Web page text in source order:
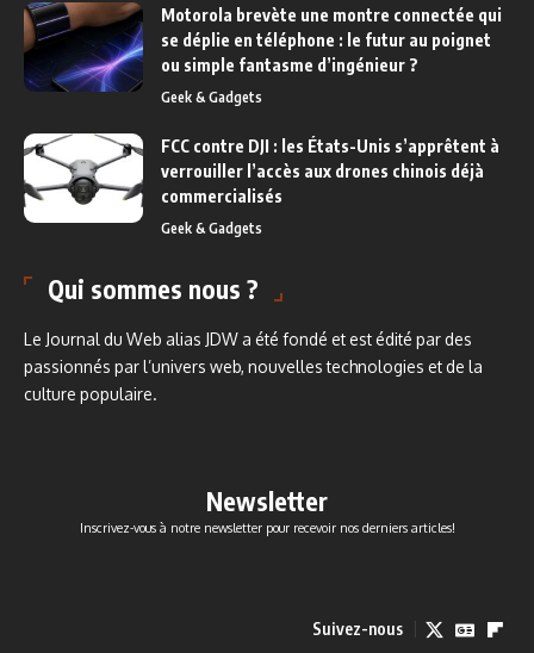
Motorola brevète une montre connectée qui
se déplie en téléphone : le futur au poignet
ou simple fantasme d’ingénieur ?
Geek & Gadgets
FCC contre DJI : les États-Unis s’apprêtent à
verrouiller l’accès aux drones chinois déjà
commercialisés
Geek & Gadgets
Qui sommes nous ?
Le Journal du Web alias JDW a été fondé et est édité par des
passionnés par l’univers web, nouvelles technologies et de la
culture populaire.
Newsletter
Inscrivez-vous à notre newsletter pour recevoir nos derniers articles!
Suivez-nous